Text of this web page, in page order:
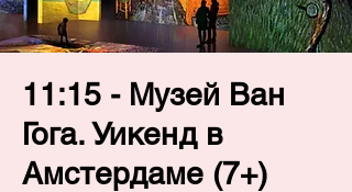
11:15 - Музей Ван
Гога. Уикенд в
Амстердаме (7+)